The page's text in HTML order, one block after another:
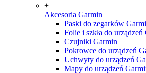
+
Akcesoria Garmin
Paski do zegarków
Folie i szkła do urządzeń
Czujniki Garmin
Pokrowce do urządzeń
Uchwyty do urządzeń
Mapy do urządzeń